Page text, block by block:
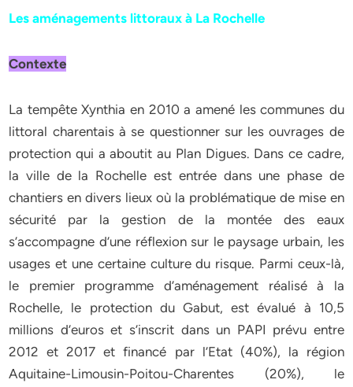
Les aménagements littoraux à La Rochelle
Contexte
La tempête Xynthia en 2010 a amené les communes du
littoral charentais à se questionner sur les ouvrages de
protection qui a aboutit au Plan Digues. Dans ce cadre,
la ville de la Rochelle est entrée dans une phase de
chantiers en divers lieux où la problématique de mise en
sécurité par la gestion de la montée des eaux
s’accompagne d’une réflexion sur le paysage urbain, les
usages et une certaine culture du risque. Parmi ceux-là,
le premier programme d’aménagement réalisé à la
Rochelle, le protection du Gabut, est évalué à 10,5
millions d’euros et s’inscrit dans un PAPI prévu entre
2012 et 2017 et financé par l’Etat (40%), la région
Aquitaine-Limousin-Poitou-Charentes (20%), le